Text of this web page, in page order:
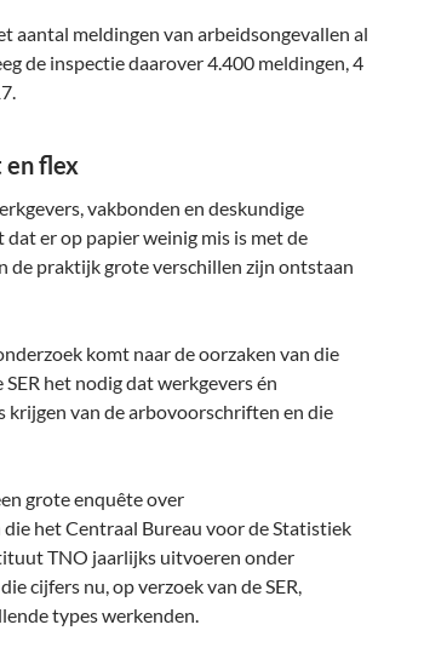
aantal meldingen van arbeidsongevallen al
de inspectie daarover 4.400 meldingen, 4
en flex
vakbonden en deskundige
dat er op papier weinig mis is met de
de praktijk grote verschillen zijn ontstaan
komt naar de oorzaken van die
het nodig dat werkgevers én
krijgen van de arbovoorschriften en die
grote enquête over
het Centraal Bureau voor de Statistiek
TNO jaarlijks uitvoeren onder
cijfers nu, op verzoek van de SER,
types werkenden.